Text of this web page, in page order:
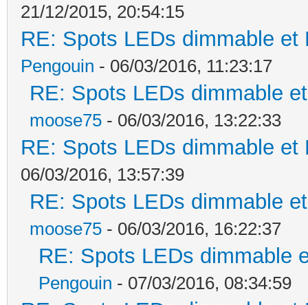
21/12/2015, 20:54:15
RE: Spots LEDs dimmable
Pengouin - 06/03/2016, 11:23:17
RE: Spots LEDs dimmable
moose75 - 06/03/2016, 13:22:33
RE: Spots LEDs dimmable
06/03/2016, 13:57:39
RE: Spots LEDs dimmable
moose75 - 06/03/2016, 16:22:37
RE: Spots LEDs dimmable
Pengouin - 07/03/2016, 08:34:59